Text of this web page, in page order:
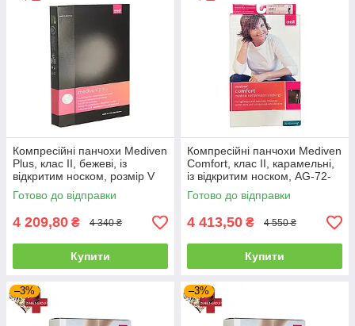
Компресійні панчохи Mediven
Plus, клас II, бежеві, із
відкритим носком, розмір V
(4B61005000)
Готово до відправки
4 209,80 ₴ 4 340 ₴
Купити
Компресійні панчохи Mediven
Comfort, клас II, карамельні,
із відкритим носком, AG-72-
83 см (Z66J10300)
Готово до відправки
4 413,50 ₴ 4 550 ₴
Купити
–3% –3%